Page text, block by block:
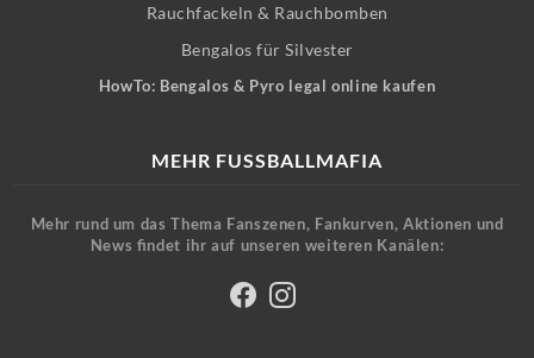
Rauchfackeln & Rauchbomben
Bengalos für Silvester
HowTo: Bengalos & Pyro legal online kaufen
MEHR FUSSBALLMAFIA
Mehr rund um das Thema Fanszenen, Fankurven, Aktionen und
News findet ihr auf unseren weiteren Kanälen: